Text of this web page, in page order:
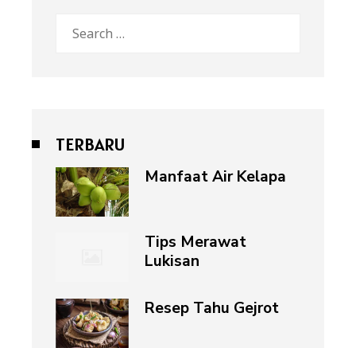
for:
TERBARU
Manfaat Air Kelapa
Tips Merawat
Lukisan
Resep Tahu Gejrot